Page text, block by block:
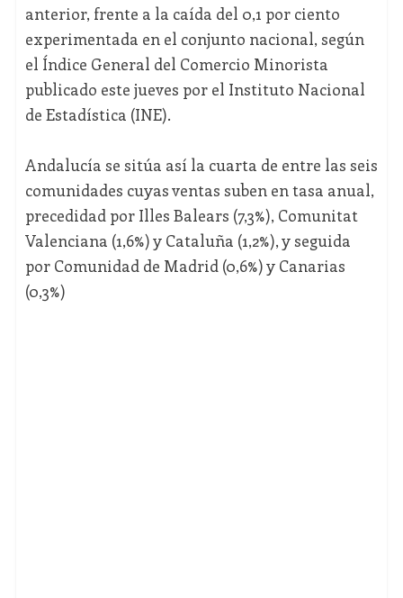
anterior, frente a la caída del 0,1 por ciento
experimentada en el conjunto nacional, según
el Índice General del Comercio Minorista
publicado este jueves por el Instituto Nacional
de Estadística (INE).
Andalucía se sitúa así la cuarta de entre las seis
comunidades cuyas ventas suben en tasa anual,
precedidad por Illes Balears (7,3%), Comunitat
Valenciana (1,6%) y Cataluña (1,2%), y seguida
por Comunidad de Madrid (0,6%) y Canarias
(0,3%)